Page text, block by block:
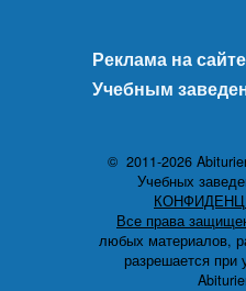
Реклама на сайте
Учебным
© 2011-2026
Учебных
Все права
любых материалов,
разрешается при